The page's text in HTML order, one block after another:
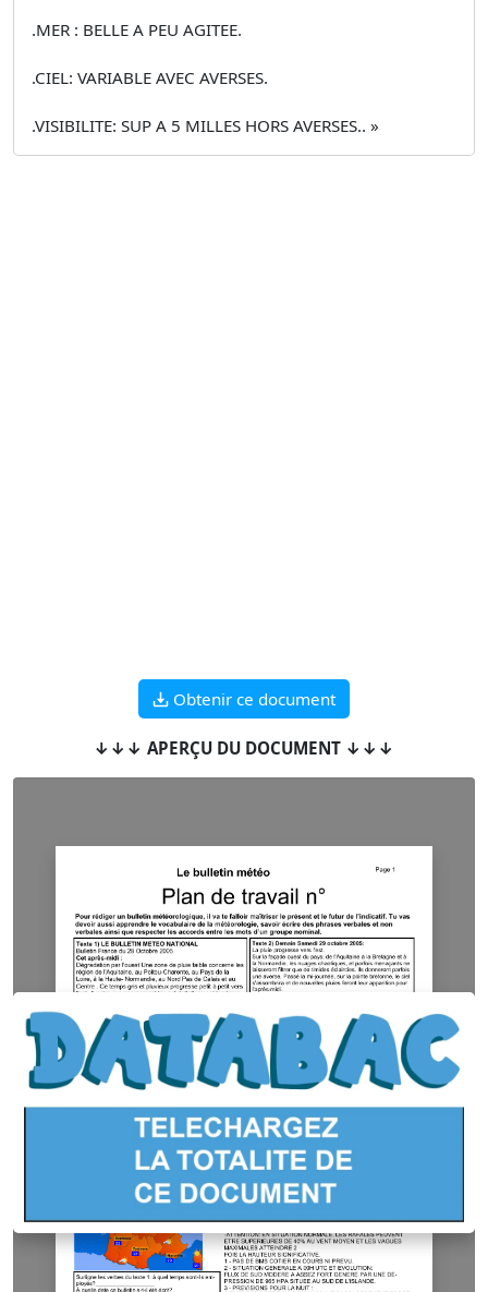
.MER : BELLE A PEU AGITEE.
.CIEL: VARIABLE AVEC AVERSES.
.VISIBILITE: SUP A 5 MILLES HORS AVERSES.. »
Obtenir ce document
↓↓↓ APERÇU DU DOCUMENT ↓↓↓